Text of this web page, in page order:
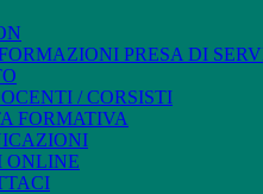
PRESA DI
/ CORSISTI
FORMATIVA
ONLINE